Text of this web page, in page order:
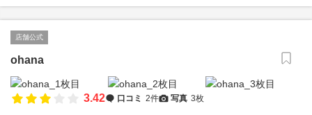
店舗公式
ohana
3.42 口コミ 2件 写真 3枚